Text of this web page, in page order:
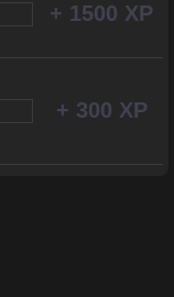
+ 1500 XP
+ 300 XP